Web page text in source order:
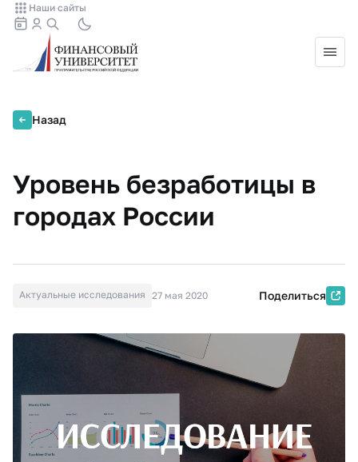
Наши сайты
Назад
Уровень безработицы в
городах России
Актуальные исследования 27 мая 2020 Поделиться